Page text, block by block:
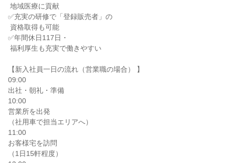
✅充実の研修で「登録販売者」の
✅年間休日117日・
【新入社員一日の流れ（営業職の場合） 】
09:00
出社・朝礼・準備
10:00
営業所を出発
（社用車で担当エリアへ）
11:00
お客様宅を訪問
（1日15軒程度）